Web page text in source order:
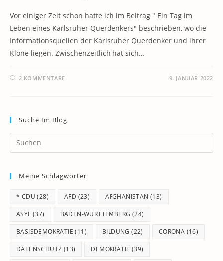
Vor einiger Zeit schon hatte ich im Beitrag " Ein Tag im
Leben eines Karlsruher Querdenkers" beschrieben, wo die
Informationsquellen der Karlsruher Querdenker und ihrer
Klone liegen. Zwischenzeitlich hat sich…
2 KOMMENTARE 9. JANUAR 2022
Suche Im Blog
Meine Schlagwörter
* CDU (28) AFD (23) AFGHANISTAN (13)
ASYL (37) BADEN-WÜRTTEMBERG (24)
BASISDEMOKRATIE (11) BILDUNG (22) CORONA (16)
DATENSCHUTZ (13) DEMOKRATIE (39)